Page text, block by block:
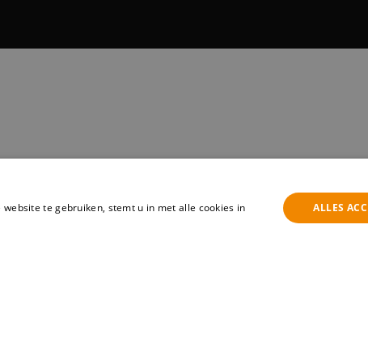
te gebruiken, stemt u in met alle cookies in
ALLES